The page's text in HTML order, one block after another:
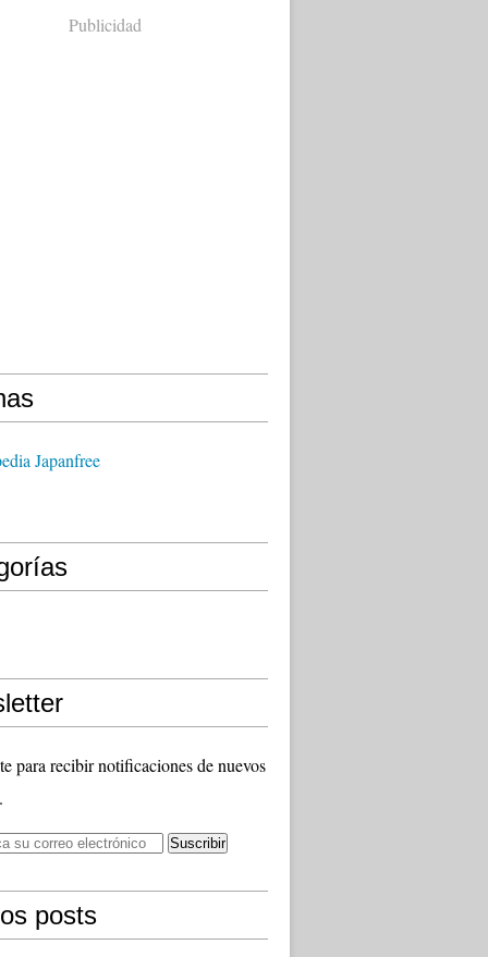
Publicidad
Japanfree
para recibir notificaciones de nuevos
posts